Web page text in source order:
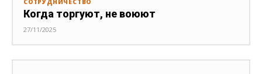
СОТРУДНИЧЕСТВО
Когда торгуют, не воюют
27/11/2025